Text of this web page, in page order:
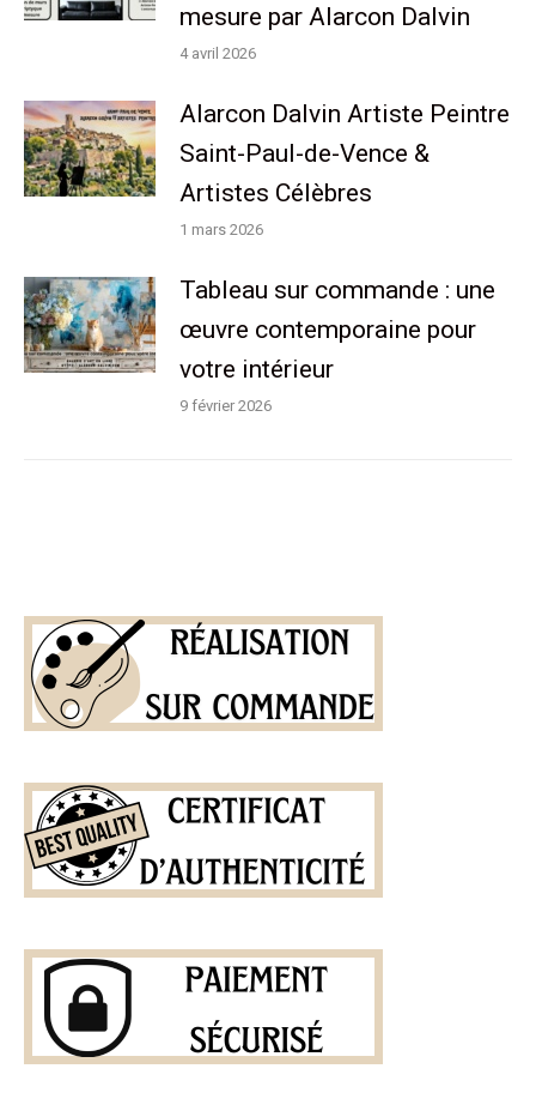
mesure par Alarcon Dalvin
4 avril 2026
Alarcon Dalvin Artiste Peintre
Saint-Paul-de-Vence &
Artistes Célèbres
1 mars 2026
Tableau sur commande : une
œuvre contemporaine pour
votre intérieur
9 février 2026